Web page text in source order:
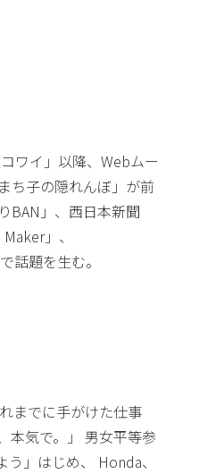
ワイ」以降、Webムー
ち子の隠れんぼ」が前
BAN」、西日本新聞
」、
話題を生む。
までに手がけた仕事
本気で。」 男女平等参
」はじめ、 Honda、